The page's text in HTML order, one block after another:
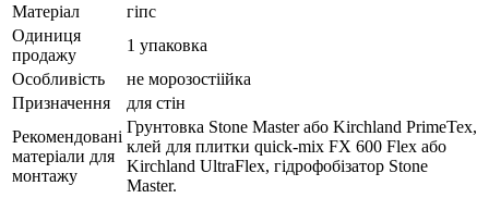
Матеріал
гіпс
Одиниця
продажу
1 упаковка
Особливість
не морозостіійка
Призначення
для стін
Рекомендовані
матеріали для
монтажу
Грунтовка Stone Master або Kirchland PrimeTex,
клей для плитки quick-mix FX 600 Flex або
Kirchland UltraFlex, гідрофобізатор Stone
Master.